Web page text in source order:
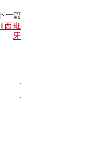
一篇
西班
牙